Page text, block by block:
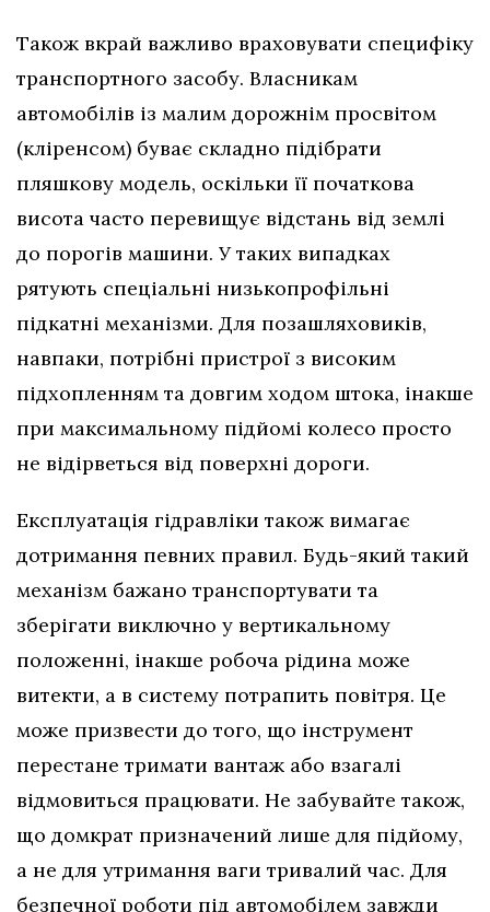
Також вкрай важливо враховувати специфіку
транспортного засобу. Власникам
автомобілів із малим дорожнім просвітом
(кліренсом) буває складно підібрати
пляшкову модель, оскільки її початкова
висота часто перевищує відстань від землі
до порогів машини. У таких випадках
рятують спеціальні низькопрофільні
підкатні механізми. Для позашляховиків,
навпаки, потрібні пристрої з високим
підхопленням та довгим ходом штока, інакше
при максимальному підйомі колесо просто
не відірветься від поверхні дороги.
Експлуатація гідравліки також вимагає
дотримання певних правил. Будь-який такий
механізм бажано транспортувати та
зберігати виключно у вертикальному
положенні, інакше робоча рідина може
витекти, а в систему потрапить повітря. Це
може призвести до того, що інструмент
перестане тримати вантаж або взагалі
відмовиться працювати. Не забувайте також,
що домкрат призначений лише для підйому,
а не для утримання ваги тривалий час. Для
безпечної роботи під автомобілем завжди